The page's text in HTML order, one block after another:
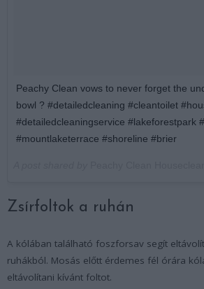
Peachy Clean vows to never forget the
bowl ? #detailedcleaning #cleantoilet
#detailedcleaningservice #lakeforestpark
#mountlaketerrace #shoreline #brier
Zsírfoltok a ruhán
A kólában található foszforsav segít
ruhákból. Mosás előtt érdemes fél órára
eltávolítani kívánt foltot.